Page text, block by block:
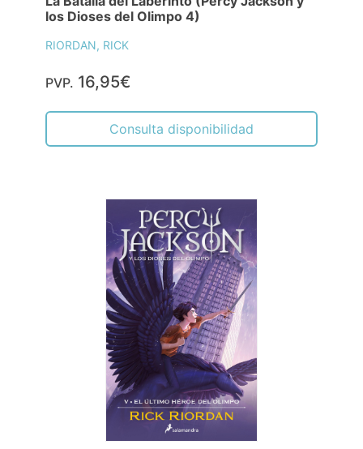
los Dioses del Olimpo 4)
RIORDAN, RICK
PVP. 16,95€
Consulta disponibilidad